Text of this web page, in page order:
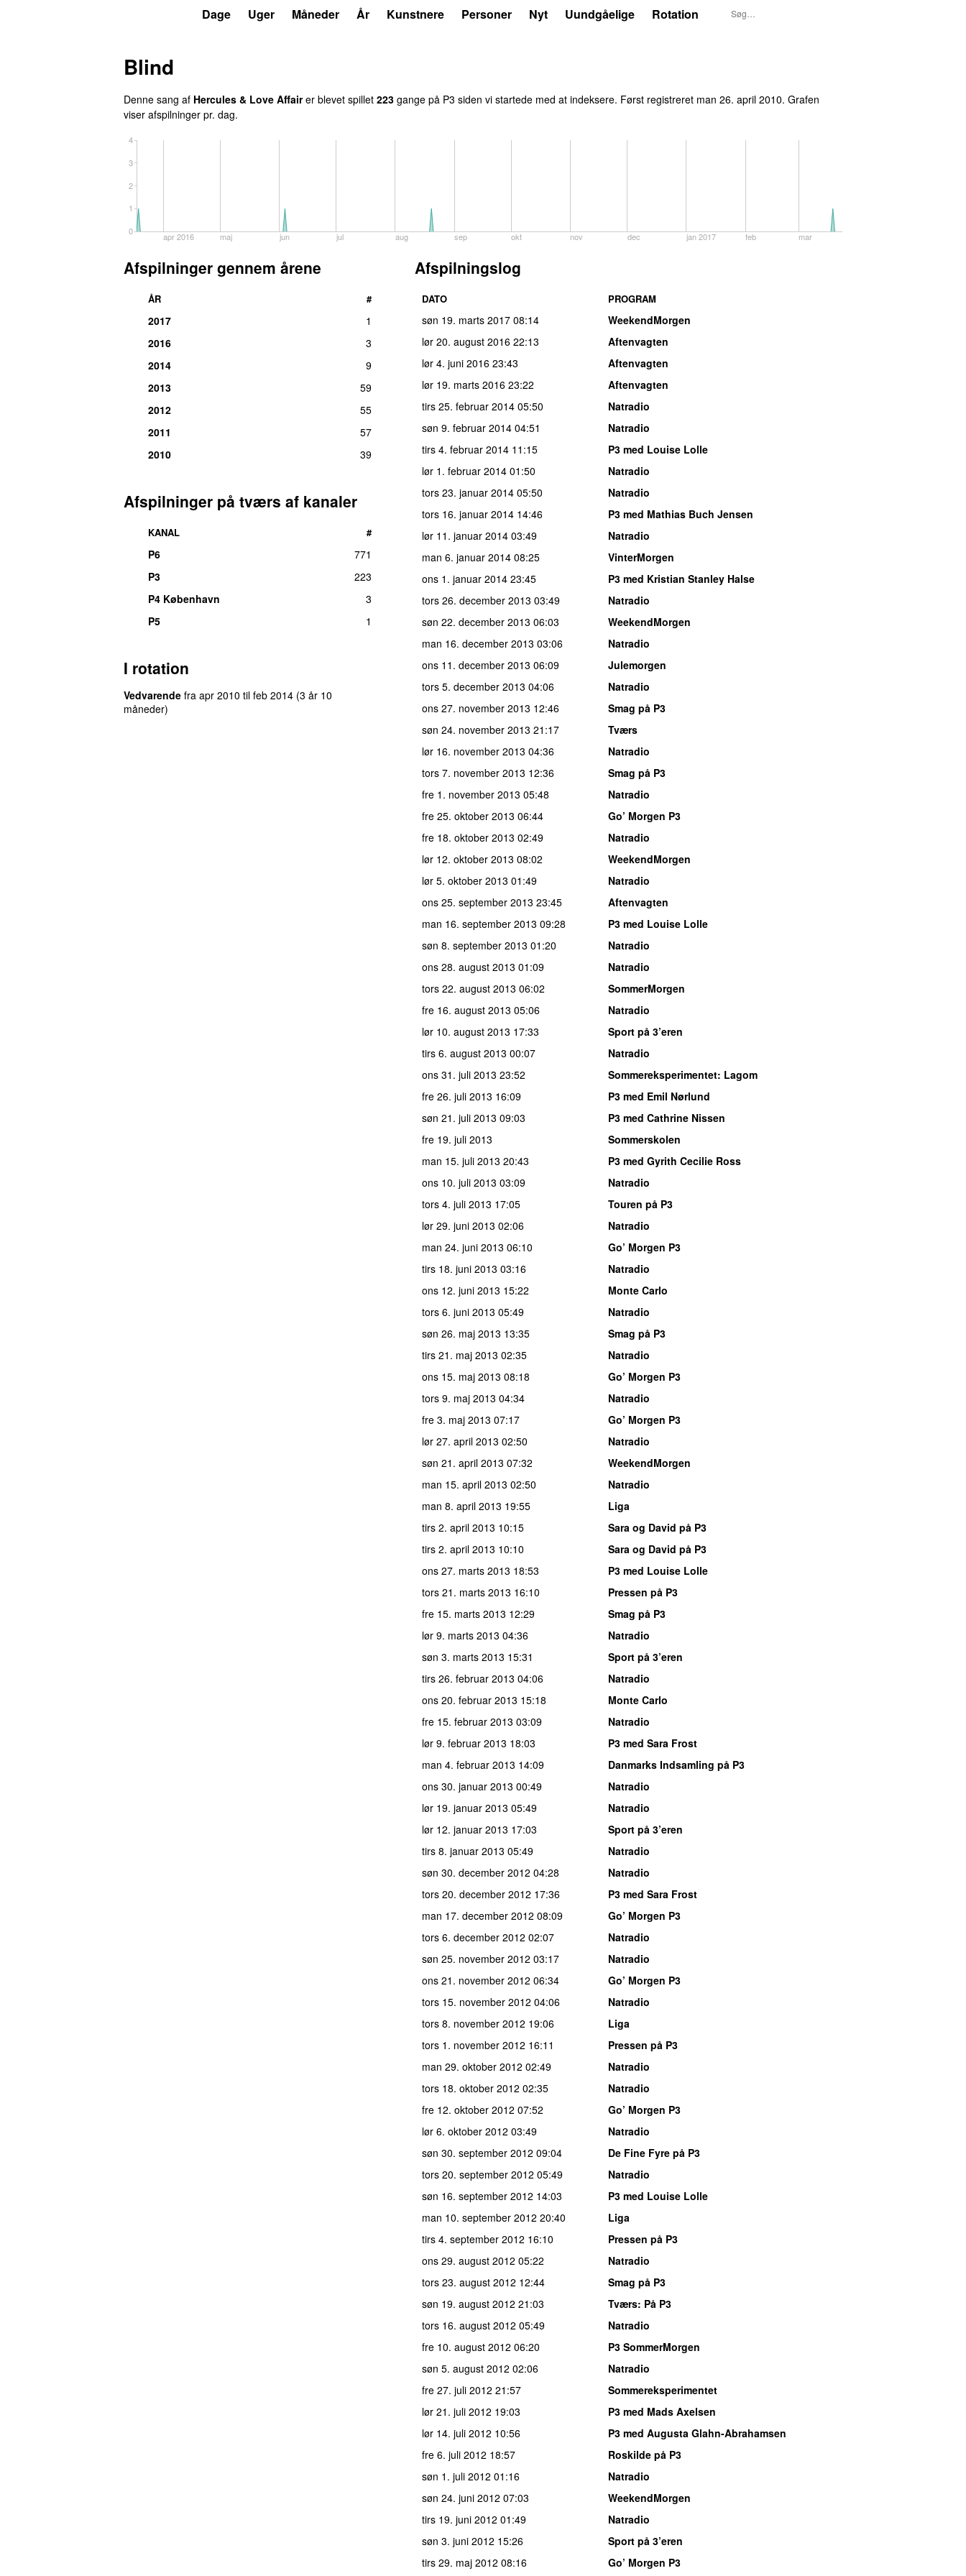
Dage Uger Måneder År Kunstnere Personer Nyt Uundgåelige Rotation
Blind
Denne sang af Hercules & Love Affairer blevet spillet 223 gange på P3 siden vi startede med at indeksere. Først registreret man 26. april 2010. Grafen
viser afspilninger pr. dag.
apr 2016 maj jun jul aug sep okt nov dec jan 2017 feb mar
0
1
2
3
4
Afspilninger gennem årene
ÅR #
2017
1
2016
3
2014
9
2013
59
2012
55
2011
57
2010
39
Afspilninger på tværs af kanaler
KANAL #
P6
771
P3
223
P4 København
3
P5
1
I rotation
Vedvarende fra apr 2010 til feb 2014 (3 år 10
måneder)
Afspilningslog
DATO PROGRAM
søn 19. marts 2017 08:14
WeekendMorgen
lør 20. august 2016 22:13
Aftenvagten
lør 4. juni 2016 23:43
Aftenvagten
lør 19. marts 2016 23:22
Aftenvagten
tirs 25. februar 2014 05:50
Natradio
søn 9. februar 2014 04:51
Natradio
tirs 4. februar 2014 11:15
P3 med Louise Lolle
lør 1. februar 2014 01:50
Natradio
tors 23. januar 2014 05:50
Natradio
tors 16. januar 2014 14:46
P3 med Mathias Buch Jensen
lør 11. januar 2014 03:49
Natradio
man 6. januar 2014 08:25
VinterMorgen
ons 1. januar 2014 23:45
P3 med Kristian Stanley Halse
tors 26. december 2013 03:49
Natradio
søn 22. december 2013 06:03
WeekendMorgen
man 16. december 2013 03:06
Natradio
ons 11. december 2013 06:09
Julemorgen
tors 5. december 2013 04:06
Natradio
ons 27. november 2013 12:46
Smag på P3
søn 24. november 2013 21:17
Tværs
lør 16. november 2013 04:36
Natradio
tors 7. november 2013 12:36
Smag på P3
fre 1. november 2013 05:48
Natradio
fre 25. oktober 2013 06:44
Go’ Morgen P3
fre 18. oktober 2013 02:49
Natradio
lør 12. oktober 2013 08:02
WeekendMorgen
lør 5. oktober 2013 01:49
Natradio
ons 25. september 2013 23:45
Aftenvagten
man 16. september 2013 09:28
P3 med Louise Lolle
søn 8. september 2013 01:20
Natradio
ons 28. august 2013 01:09
Natradio
tors 22. august 2013 06:02
SommerMorgen
fre 16. august 2013 05:06
Natradio
lør 10. august 2013 17:33
Sport på 3’eren
tirs 6. august 2013 00:07
Natradio
ons 31. juli 2013 23:52 Sommereksperimentet: Lagom
fre 26. juli 2013 16:09
P3 med Emil Nørlund
søn 21. juli 2013 09:03
P3 med Cathrine Nissen
fre 19. juli 2013
Sommerskolen
man 15. juli 2013 20:43
P3 med Gyrith Cecilie Ross
ons 10. juli 2013 03:09
Natradio
tors 4. juli 2013 17:05
Touren på P3
lør 29. juni 2013 02:06
Natradio
man 24. juni 2013 06:10
Go’ Morgen P3
tirs 18. juni 2013 03:16
Natradio
ons 12. juni 2013 15:22
Monte Carlo
tors 6. juni 2013 05:49
Natradio
søn 26. maj 2013 13:35
Smag på P3
tirs 21. maj 2013 02:35
Natradio
ons 15. maj 2013 08:18
Go’ Morgen P3
tors 9. maj 2013 04:34
Natradio
fre 3. maj 2013 07:17
Go’ Morgen P3
lør 27. april 2013 02:50
Natradio
søn 21. april 2013 07:32
WeekendMorgen
man 15. april 2013 02:50
Natradio
man 8. april 2013 19:55
Liga
tirs 2. april 2013 10:15
Sara og David på P3
tirs 2. april 2013 10:10
Sara og David på P3
ons 27. marts 2013 18:53
P3 med Louise Lolle
tors 21. marts 2013 16:10
Pressen på P3
fre 15. marts 2013 12:29
Smag på P3
lør 9. marts 2013 04:36
Natradio
søn 3. marts 2013 15:31
Sport på 3’eren
tirs 26. februar 2013 04:06
Natradio
ons 20. februar 2013 15:18
Monte Carlo
fre 15. februar 2013 03:09
Natradio
lør 9. februar 2013 18:03
P3 med Sara Frost
man 4. februar 2013 14:09
Danmarks Indsamling på P3
ons 30. januar 2013 00:49
Natradio
lør 19. januar 2013 05:49
Natradio
lør 12. januar 2013 17:03
Sport på 3’eren
tirs 8. januar 2013 05:49
Natradio
søn 30. december 2012 04:28
Natradio
tors 20. december 2012 17:36
P3 med Sara Frost
man 17. december 2012 08:09
Go’ Morgen P3
tors 6. december 2012 02:07
Natradio
søn 25. november 2012 03:17
Natradio
ons 21. november 2012 06:34
Go’ Morgen P3
tors 15. november 2012 04:06
Natradio
tors 8. november 2012 19:06
Liga
tors 1. november 2012 16:11
Pressen på P3
man 29. oktober 2012 02:49
Natradio
tors 18. oktober 2012 02:35
Natradio
fre 12. oktober 2012 07:52
Go’ Morgen P3
lør 6. oktober 2012 03:49
Natradio
søn 30. september 2012 09:04
De Fine Fyre på P3
tors 20. september 2012 05:49
Natradio
søn 16. september 2012 14:03
P3 med Louise Lolle
man 10. september 2012 20:40
Liga
tirs 4. september 2012 16:10
Pressen på P3
ons 29. august 2012 05:22
Natradio
tors 23. august 2012 12:44
Smag på P3
søn 19. august 2012 21:03 Tværs: På P3
tors 16. august 2012 05:49
Natradio
fre 10. august 2012 06:20
P3 SommerMorgen
søn 5. august 2012 02:06
Natradio
fre 27. juli 2012 21:57
Sommereksperimentet
lør 21. juli 2012 19:03
P3 med Mads Axelsen
lør 14. juli 2012 10:56
P3 med Augusta Glahn-Abrahamsen
fre 6. juli 2012 18:57
Roskilde på P3
søn 1. juli 2012 01:16
Natradio
søn 24. juni 2012 07:03
WeekendMorgen
tirs 19. juni 2012 01:49
Natradio
søn 3. juni 2012 15:26
Sport på 3’eren
tirs 29. maj 2012 08:16 Go’ Morgen P3